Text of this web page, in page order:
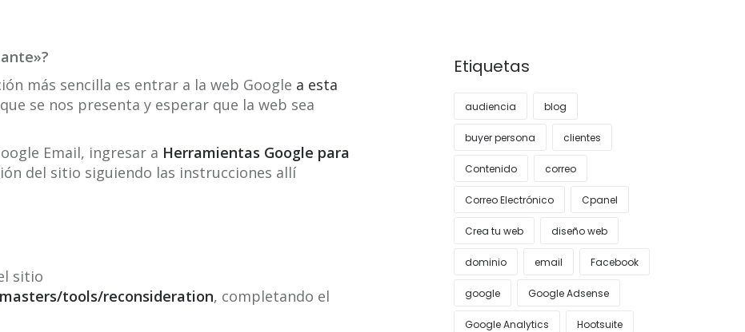
más sencilla es entrar a la web Google a esta
se nos presenta y esperar que la web sea
Email, ingresar a Herramientas Google para
del sitio siguiendo las instrucciones allí
sitio
tools/reconsideration, completando el
Etiquetas
audiencia blog
buyer persona clientes
Contenido correo
Correo Electrónico Cpanel
Crea tu web diseño web
dominio email Facebook
google Google Adsense
Google Analytics Hootsuite